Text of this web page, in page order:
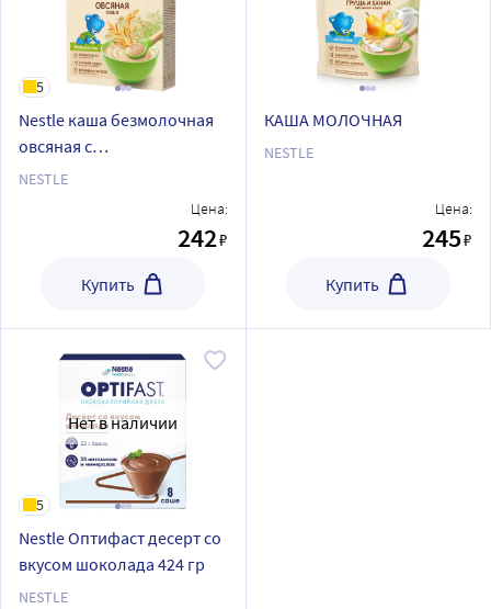
5
Nestle каша безмолочная
овсяная с
бифидобактериями 200 гр
NESTLE
Цена:
242₽
Купить
КАША МОЛОЧНАЯ
NESTLE
Цена:
245₽
Купить
Нет в наличии
5
Nestle Оптифаст десерт со
вкусом шоколада 424 гр
NESTLE